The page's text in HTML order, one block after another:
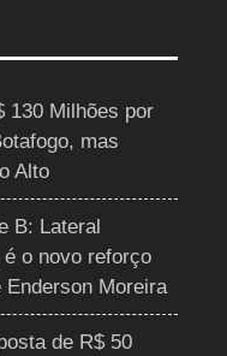
130 Milhões por
mas
Alto
B: Lateral
o novo reforço
Moreira
de R$ 50